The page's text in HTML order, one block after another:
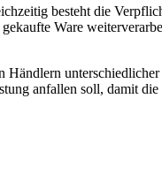
besteht die
Ware
Händlern
anfallen soll, damit